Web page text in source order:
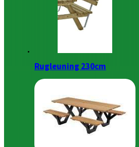
Rugleuning 230cm